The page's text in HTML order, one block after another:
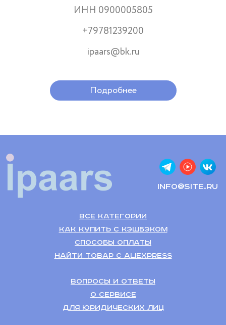
ИНН 0900005805
+79781239200
ipaars@bk.ru
Подробнее
Все категории
Как купить с кэшбэком
Способы оплаты
Найти товар с Aliexpress
Вопросы и ответы
О сервисе
Для Юридических лиц
info@site.ru